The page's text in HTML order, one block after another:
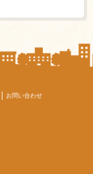
お問い合わせ